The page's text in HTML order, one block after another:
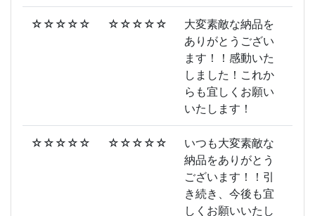
☆☆☆☆☆ ☆☆☆☆☆
大変素敵な納品を
ありがとうござい
ます！！感動いた
しました！これか
らも宜しくお願い
いたします！
☆☆☆☆☆ ☆☆☆☆☆
いつも大変素敵な
納品をありがとう
ございます！！引
き続き、今後も宜
しくお願いいたし